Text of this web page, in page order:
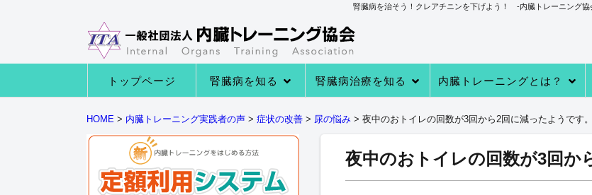
腎臓病を治そう！クレアチニンを下げよう！ -内臓トレーニング協
トップページ 腎臓病を知る 腎臓病治療を知る 内臓トレーニングとは？
ップ
える
ール
HOME > 内臓トレーニング実践者の声 > 症状の改善 > 尿の悩み > 夜中のおトイレの回数が3回から2回に減ったようです。
夜中のおトイレの回数が3回か